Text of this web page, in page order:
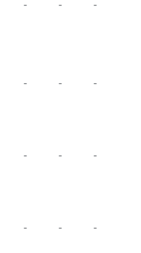
- - -
- - -
- - -
- - -